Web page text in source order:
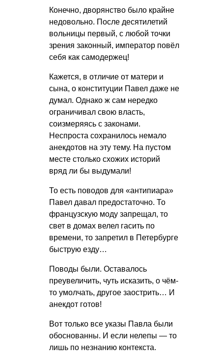
Конечно, дворянство было крайне
недовольно. После десятилетий
вольницы первый, с любой точки
зрения законный, император повёл
себя как самодержец!
Кажется, в отличие от матери и
сына, о конституции Павел даже не
думал. Однако ж сам нередко
ограничивал свою власть,
соизмеряясь с законами.
Неспроста сохранилось немало
анекдотов на эту тему. На пустом
месте столько схожих историй
вряд ли бы выдумали!
То есть поводов для «антипиара»
Павел давал предостаточно. То
французскую моду запрещал, то
свет в домах велел гасить по
времени, то запретил в Петербурге
быструю езду…
Поводы были. Оставалось
преувеличить, чуть исказить, о чём-
то умолчать, другое заострить… И
анекдот готов!
Вот только все указы Павла были
обоснованны. И если нелепы — то
лишь по незнанию контекста.